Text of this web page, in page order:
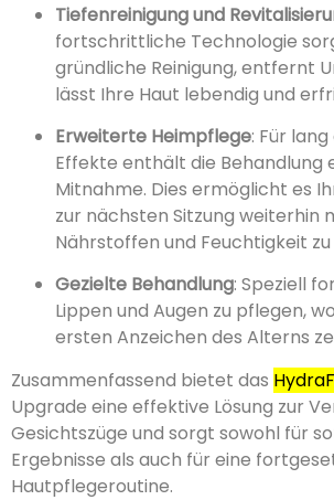
Tiefenreinigung und
fortschrittliche Technologie
gründliche Reinigung, entfernt
lässt Ihre Haut lebendig und
Erweiterte Heimpflege: Für
Effekte enthält die Behandlung
Mitnahme. Dies ermöglicht es
zur nächsten Sitzung weiterhin
Nährstoffen und Feuchtigkeit
Gezielte Behandlung: Speziell
Lippen und Augen zu pflegen,
ersten Anzeichen des Alterns
Zusammenfassend bietet das
Upgrade eine effektive Lösung zur
Gesichtszüge und sorgt sowohl für
Ergebnisse als auch für eine
Hautpflegeroutine.